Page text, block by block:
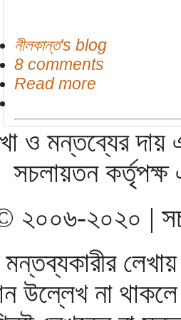
নীলকান্ত's blog
8 comments
Read more
ও মন্তব্যের দায়
সচলায়তন
২০০৬-২০২০ |
উল্লেখ না